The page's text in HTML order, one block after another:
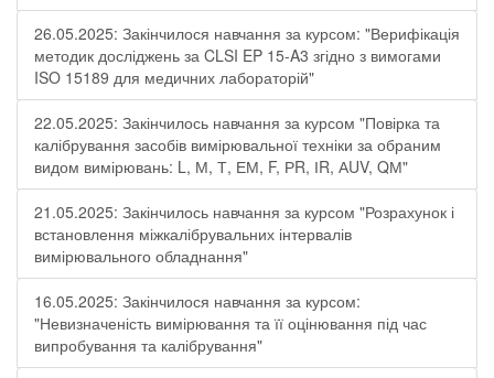
26.05.2025: Закінчилося навчання за курсом: "Верифікація
методик досліджень за CLSI EP 15-A3 згідно з вимогами
ISO 15189 для медичних лабораторій"
22.05.2025: Закінчилось навчання за курсом "Повірка та
калібрування засобів вимірювальної техніки за обраним
видом вимірювань: L, М, Т, ЕМ, F, РR, ІR, АUV, QМ"
21.05.2025: Закінчилось навчання за курсом "Розрахунок і
встановлення міжкалібрувальних інтервалів
вимірювального обладнання"
16.05.2025: Закінчилося навчання за курсом:
"Невизначеність вимірювання та її оцінювання під час
випробування та калібрування"